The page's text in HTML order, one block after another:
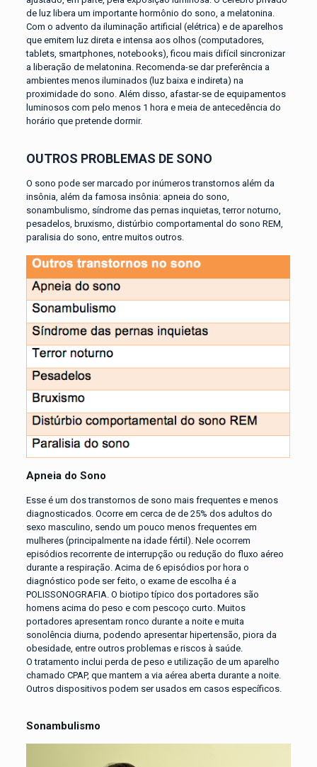
de luz libera um importante hormônio do sono, a melatonina.
Com o advento da iluminação artificial (elétrica) e de aparelhos
que emitem luz direta e intensa aos olhos (computadores,
tablets, smartphones, notebooks), ficou mais difícil sincronizar
a liberação de melatonina. Recomenda-se dar preferência a
ambientes menos iluminados (luz baixa e indireta) na
proximidade do sono. Além disso, afastar-se de equipamentos
luminosos com pelo menos 1 hora e meia de antecedência do
horário que pretende dormir.
OUTROS PROBLEMAS DE SONO
O sono pode ser marcado por inúmeros transtornos além da
insônia, além da famosa insônia: apneia do sono,
sonambulismo, síndrome das pernas inquietas, terror noturno,
pesadelos, bruxismo, distúrbio comportamental do sono REM,
paralisia do sono, entre muitos outros.
Apneia do Sono
Esse é um dos transtornos de sono mais frequentes e menos
diagnosticados. Ocorre em cerca de de 25% dos adultos do
sexo masculino, sendo um pouco menos frequentes em
mulheres (principalmente na idade fértil). Nele ocorrem
episódios recorrente de interrupção ou redução do fluxo aéreo
durante a respiração. Acima de 6 episódios por hora o
diagnóstico pode ser feito, o exame de escolha é a
POLISSONOGRAFIA. O biotipo típico dos portadores são
homens acima do peso e com pescoço curto. Muitos
portadores apresentam ronco durante a noite e muita
sonolência diurna, podendo apresentar hipertensão, piora da
obesidade, entre outros problemas e riscos à saúde.
O tratamento inclui perda de peso e utilização de um aparelho
chamado CPAP, que mantem a via aérea aberta durante a noite.
Outros dispositivos podem ser usados em casos específicos.
Sonambulismo